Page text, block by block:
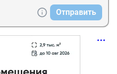
Отправить